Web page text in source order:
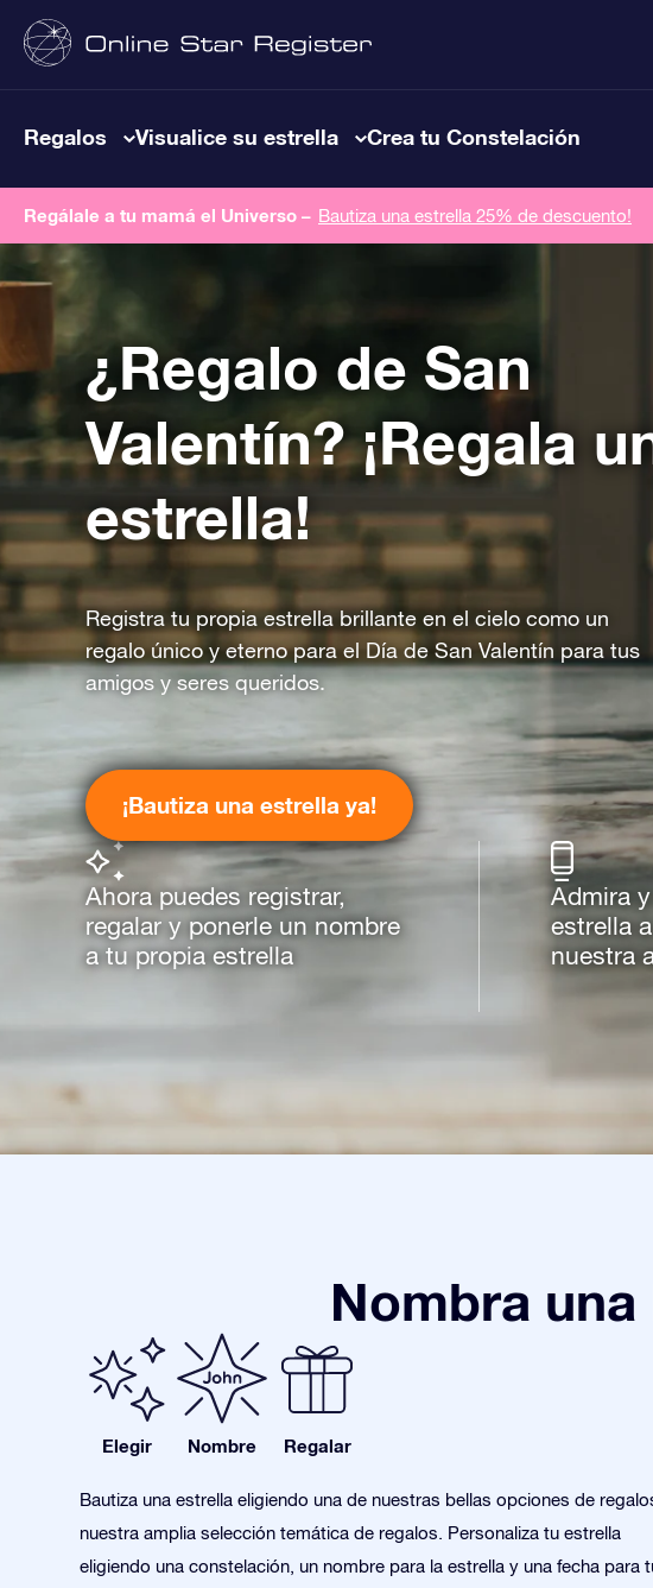
Regalos Visualice su estrella Crea tu Constelación
Regálale a tu mamá el Universo – Bautiza una estrella 25% de descuento!
¿Regalo de San
Valentín? ¡Regala
estrella!
Registra tu propia estrella brillante en el cielo como un
regalo único y eterno para el Día de San Valentín para tus
amigos y seres queridos.
¡Bautiza una estrella ya!
Ahora puedes registrar,
regalar y ponerle un nombre
a tu propia estrella
Admira
estrella
nuestra
Nombra
Elegir Nombre Regalar
Bautiza una estrella eligiendo una de nuestras bellas opciones de
nuestra amplia selección temática de regalos. Personaliza tu estrella
eligiendo una constelación, un nombre para la estrella y una fecha para